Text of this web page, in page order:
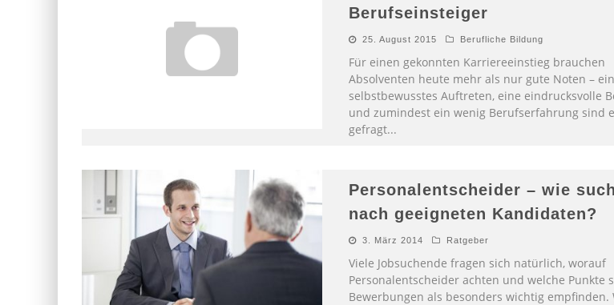
Berufseinsteiger
25. August 2015 Berufliche Bildung
Für einen gekonnten Karriereeinstieg brauchen
Absolventen heute mehr als nur gute Noten – ein
selbstbewusstes Auftreten, eine eindrucksvolle
und zumindest ein wenig Berufserfahrung sind
gefragt...
Personalentscheider – wie
nach geeigneten Kandidaten?
3. März 2014 Ratgeber
Viele Jobsuchende fragen sich natürlich, worauf
Personalentscheider achten und welche Punkte
Bewerbungen als besonders wichtig empfinden.